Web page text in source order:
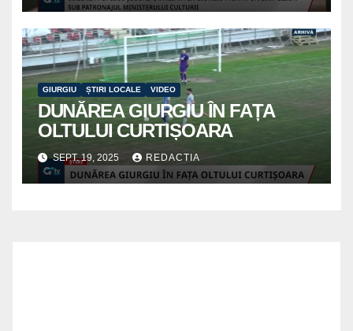
GIURGIU ȘTIRI LOCALE VIDEO
DUNĂREA GIURGIU ÎN FAȚA
OLTULUI CURTIȘOARA
SEPT. 19, 2025 REDACTIA